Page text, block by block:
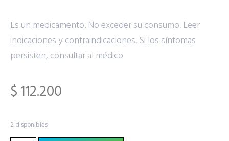
Es un medicamento. No exceder su consumo. Leer
indicaciones y contraindicaciones. Si los síntomas
persisten, consultar al médico
$112.200
2 disponibles